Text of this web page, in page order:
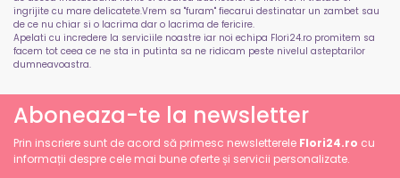
ingrijite cu mare delicatete.Vrem sa "furam" fiecarui destinatar un zambet sau
de ce nu chiar si o lacrima dar o lacrima de fericire.
Apelati cu incredere la serviciile noastre iar noi echipa Flori24.ro promitem sa
facem tot ceea ce ne sta in putinta sa ne ridicam peste nivelul asteptarilor
dumneavoastra.
Aboneaza-te la newsletter
Prin inscriere sunt de acord să primesc newsletterele Flori24.ro cu
informații despre cele mai bune oferte și servicii personalizate.